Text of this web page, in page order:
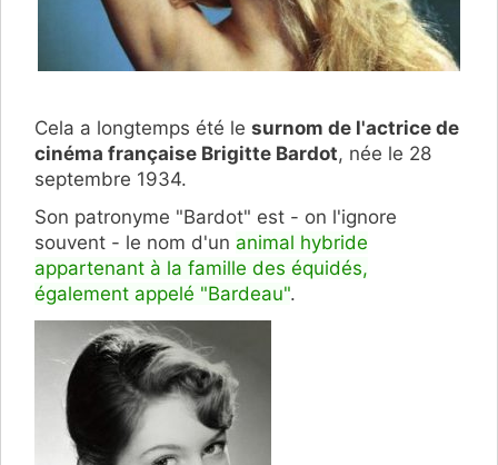
Cela a longtemps été le surnom de l'actrice de
cinéma française Brigitte Bardot, née le 28
septembre 1934.
Son patronyme "Bardot" est - on l'ignore
souvent - le nom d'un animal hybride
appartenant à la famille des équidés,
également appelé "Bardeau".